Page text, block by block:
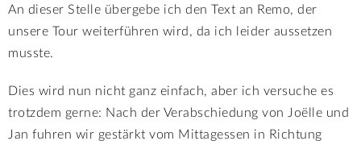
An dieser Stelle übergebe ich den Text an Remo, der
unsere Tour weiterführen wird, da ich leider aussetzen
musste.
Dies wird nun nicht ganz einfach, aber ich versuche es
trotzdem gerne: Nach der Verabschiedung von Joëlle und
Jan fuhren wir gestärkt vom Mittagessen in Richtung